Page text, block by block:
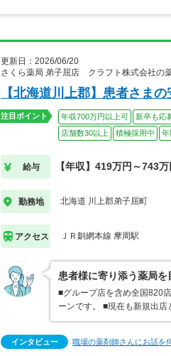
更新日：2026/06/20
さくら薬局 弟子屈店 クラフト株式会社の
【北海道川上郡】患者さま
注目ポイント 年収700万円以上可 新卒も応
店舗数30以上
積極採用中 年
給与 【年収】419万円～743
勤務地 北海道 川上郡弟子屈町
アクセス ＪＲ釧網本線 摩周駅
患者様に寄り添う薬局を
■グループ店を含め全国820
ーンです。 ■現在も新規出
インタビュー 職場の薬剤師さんにお話を